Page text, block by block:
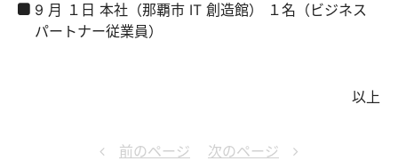
9 月 １日 本社（那覇市 IT 創造館） １名（ビジネス
パートナー従業員）
以上
前のページ 次のページ